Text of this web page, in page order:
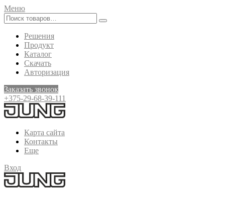
Меню
Решения
Продукт
Каталог
Скачать
Авторизация
Заказать звонок
+375-29-68-39-111
Карта сайта
Контакты
Еще
Вход